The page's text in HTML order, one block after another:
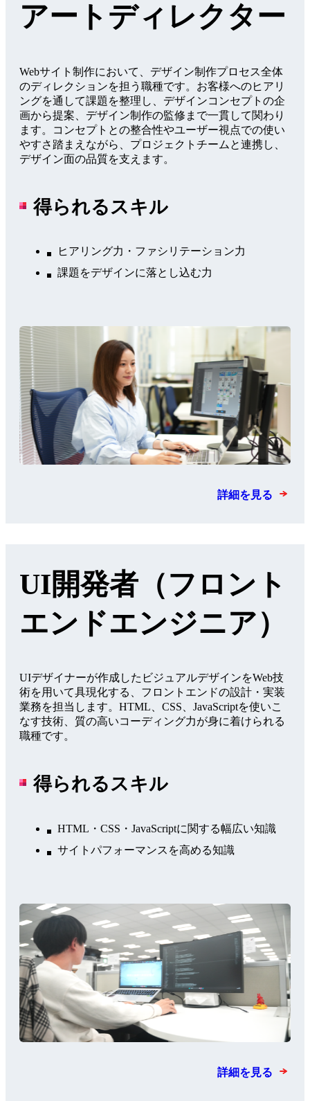
アートディレクター
Webサイト制作において、デザイン制作プロセス全体
のディレクションを担う職種です。お客様へのヒアリ
ングを通して課題を整理し、デザインコンセプトの企
画から提案、デザイン制作の監修まで一貫して関わり
ます。コンセプトとの整合性やユーザー視点での使い
やすさ踏まえながら、プロジェクトチームと連携し、
デザイン面の品質を支えます。
得られるスキル
ヒアリング力・ファシリテーション力
課題をデザインに落とし込む力
詳細を見る
UI開発者（フロント
エンドエンジニア）
UIデザイナーが作成したビジュアルデザインをWeb技
術を用いて具現化する、フロントエンドの設計・実装
業務を担当します。HTML、CSS、JavaScriptを使いこ
なす技術、質の高いコーディング力が身に着けられる
職種です。
得られるスキル
HTML・CSS・JavaScriptに関する幅広い知識
サイトパフォーマンスを高める知識
詳細を見る